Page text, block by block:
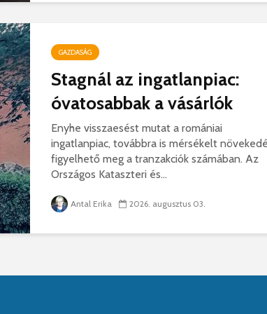
GAZDASÁG
Stagnál az ingatlanpiac:
óvatosabbak a vásárlók
Enyhe visszaesést mutat a romániai
ingatlanpiac, továbbra is mérsékelt
figyelhető meg a tranzakciók számában. Az
Országos Kataszteri és...
Antal Erika 2026. augusztus 03.